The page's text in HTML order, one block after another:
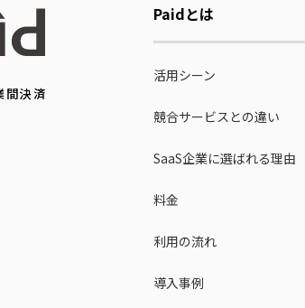
間決済
Paidとは
活用シーン
競合サービスとの違い
SaaS企業に選ばれる理由
料金
利用の流れ
導入事例